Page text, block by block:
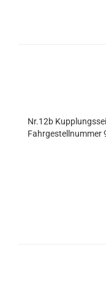
Nr.12b
Fahrgestellnummer